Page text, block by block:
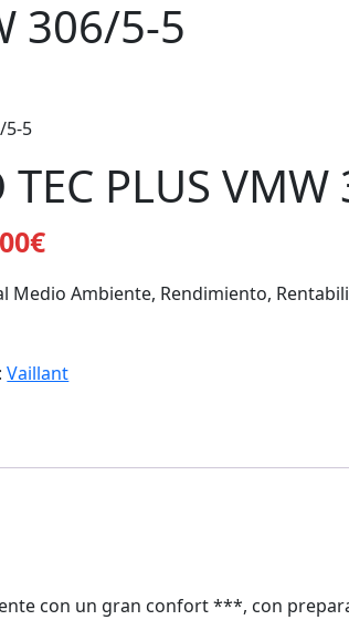
306/5-5
5-5
TEC PLUS
€
Medio Ambiente, Rendimiento,
Vaillant
con un gran confort ***, con